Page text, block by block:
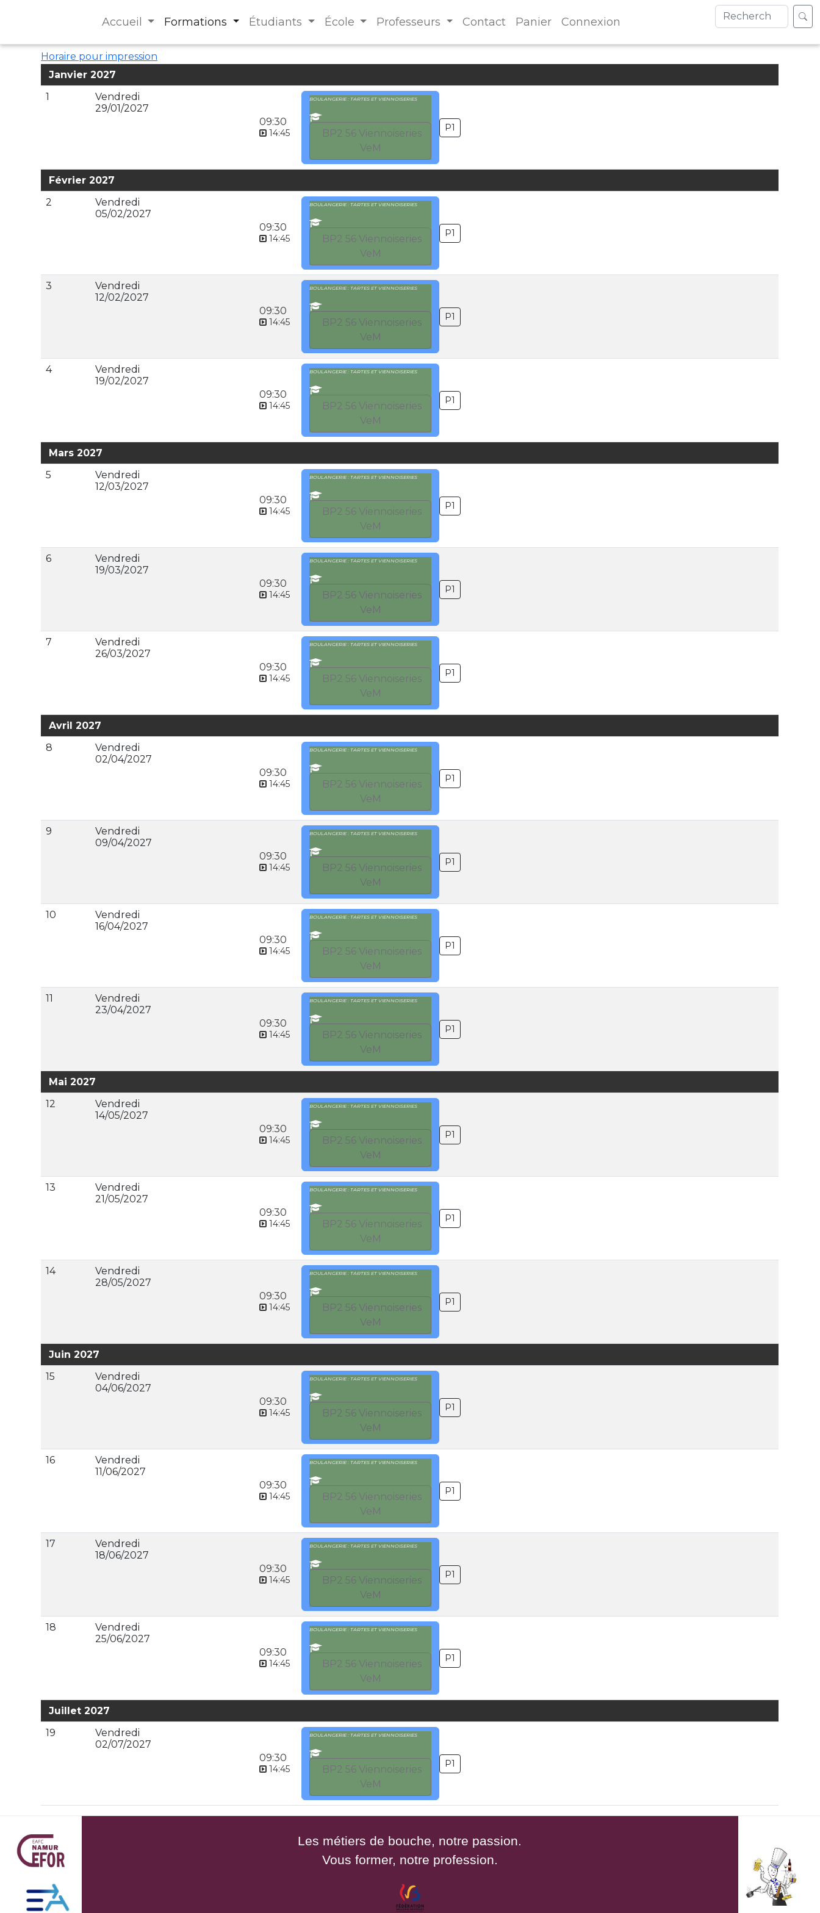
Accueil Formations Étudiants École Professeurs Contact Panier Connexion
Horaire pour impression
Janvier 2027
1
Vendredi
29/01/2027
09:30
14:45
BOULANGERIE : TARTES ET VIENNOISERIES
BP2 56 Viennoiseries
VeM
P1
Février 2027
2
Vendredi
05/02/2027
09:30
14:45
BOULANGERIE : TARTES ET VIENNOISERIES
BP2 56 Viennoiseries
VeM
P1
3
Vendredi
12/02/2027
09:30
14:45
BOULANGERIE : TARTES ET VIENNOISERIES
BP2 56 Viennoiseries
VeM
P1
4
Vendredi
19/02/2027
09:30
14:45
BOULANGERIE : TARTES ET VIENNOISERIES
BP2 56 Viennoiseries
VeM
P1
Mars 2027
5
Vendredi
12/03/2027
09:30
14:45
BOULANGERIE : TARTES ET VIENNOISERIES
BP2 56 Viennoiseries
VeM
P1
6
Vendredi
19/03/2027
09:30
14:45
BOULANGERIE : TARTES ET VIENNOISERIES
BP2 56 Viennoiseries
VeM
P1
7
Vendredi
26/03/2027
09:30
14:45
BOULANGERIE : TARTES ET VIENNOISERIES
BP2 56 Viennoiseries
VeM
P1
Avril 2027
8
Vendredi
02/04/2027
09:30
14:45
BOULANGERIE : TARTES ET VIENNOISERIES
BP2 56 Viennoiseries
VeM
P1
9
Vendredi
09/04/2027
09:30
14:45
BOULANGERIE : TARTES ET VIENNOISERIES
BP2 56 Viennoiseries
VeM
P1
10
Vendredi
16/04/2027
09:30
14:45
BOULANGERIE : TARTES ET VIENNOISERIES
BP2 56 Viennoiseries
VeM
P1
11
Vendredi
23/04/2027
09:30
14:45
BOULANGERIE : TARTES ET VIENNOISERIES
BP2 56 Viennoiseries
VeM
P1
Mai 2027
12
Vendredi
14/05/2027
09:30
14:45
BOULANGERIE : TARTES ET VIENNOISERIES
BP2 56 Viennoiseries
VeM
P1
13
Vendredi
21/05/2027
09:30
14:45
BOULANGERIE : TARTES ET VIENNOISERIES
BP2 56 Viennoiseries
VeM
P1
14
Vendredi
28/05/2027
09:30
14:45
BOULANGERIE : TARTES ET VIENNOISERIES
BP2 56 Viennoiseries
VeM
P1
Juin 2027
15
Vendredi
04/06/2027
09:30
14:45
BOULANGERIE : TARTES ET VIENNOISERIES
BP2 56 Viennoiseries
VeM
P1
16
Vendredi
11/06/2027
09:30
14:45
BOULANGERIE : TARTES ET VIENNOISERIES
BP2 56 Viennoiseries
VeM
P1
17
Vendredi
18/06/2027
09:30
14:45
BOULANGERIE : TARTES ET VIENNOISERIES
BP2 56 Viennoiseries
VeM
P1
18
Vendredi
25/06/2027
09:30
14:45
BOULANGERIE : TARTES ET VIENNOISERIES
BP2 56 Viennoiseries
VeM
P1
Juillet 2027
19
Vendredi
02/07/2027
09:30
14:45
BOULANGERIE : TARTES ET VIENNOISERIES
BP2 56 Viennoiseries
VeM
P1
Les métiers de bouche, notre passion.
Vous former, notre profession.